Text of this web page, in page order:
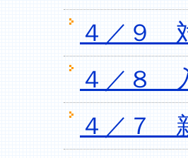
４／９
４／８
４／７